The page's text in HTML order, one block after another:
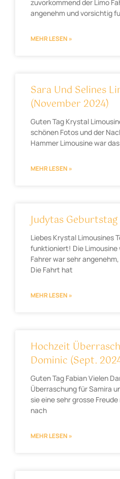
zuvorkommend der Limo
angenehm und vorsichtig
MEHR LESEN »
Sara Und Selines
(November 2024)
Guten Tag Krystal
schönen Fotos und der
Hammer Limousine war
MEHR LESEN »
Judytas
Liebes Krystal Limousines
funktioniert! Die
Fahrer war sehr
Die Fahrt hat
MEHR LESEN »
Hochzeit
Dominic (Sept.
Guten Tag Fabian Vielen
Überraschung für Samira
sie eine sehr grosse
nach
MEHR LESEN »